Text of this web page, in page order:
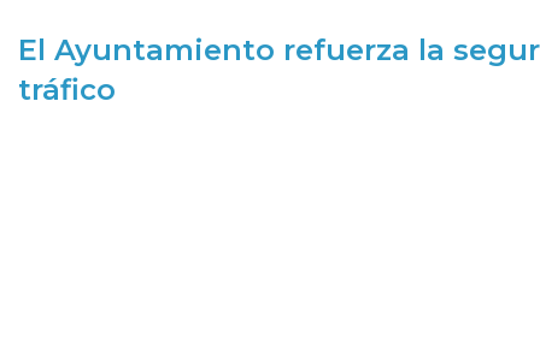
El Ayuntamiento refuerza la
tráfico